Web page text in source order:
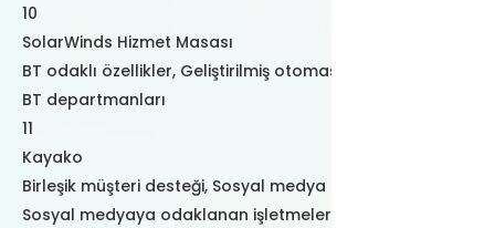
10
SolarWinds Hizmet Masası
BT odaklı özellikler, Geliştirilmiş otomasyon
BT departmanları
11
Kayako
Birleşik müşteri desteği, Sosyal medya entegrasyonu
Sosyal medyaya odaklanan işletmeler